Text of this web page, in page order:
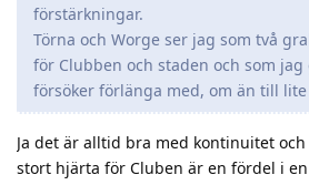
förstärkningar.
Törna och Worge ser jag som två
för Clubben och staden och som
försöker förlänga med, om än till
Ja det är alltid bra med kontinuitet
stort hjärta för Cluben är en fördel i